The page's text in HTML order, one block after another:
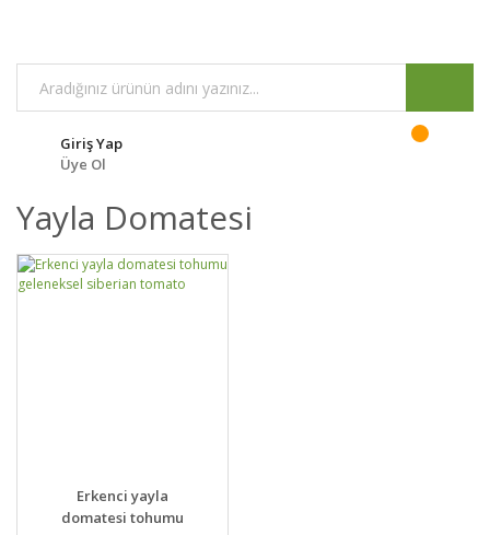
Giriş Yap
Üye Ol
Yayla Domatesi
DETAYLAR SEPETE EKLE
Erkenci yayla
domatesi tohumu